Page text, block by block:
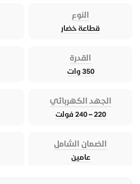
النوع
قطاعة خضار
القدرة
350 وات
الجهد الكهربائي
220 – 240 فولت
الضمان الشامل
عامين